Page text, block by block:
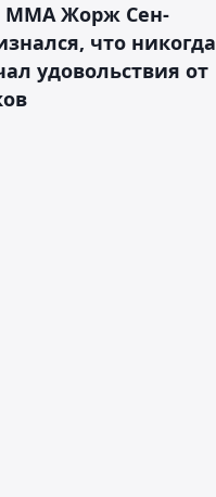
ММА Жорж Сен-
что никогда
удовольствия от